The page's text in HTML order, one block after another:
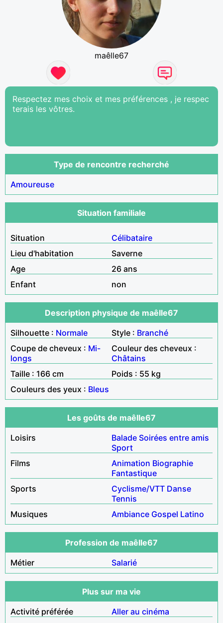
maêlle67
Respectez mes choix et mes préférences , je respec
terais les vôtres.
Type de rencontre recherché
Amoureuse
Situation familiale
Situation
Célibataire
Lieu d'habitation
Saverne
Age
26 ans
Enfant
non
Description physique de maêlle67
Silhouette : Normale Style : Branché
Coupe de cheveux : Mi-
longs
Couleur des cheveux :
Châtains
Taille : 166 cm
Poids : 55 kg
Couleurs des yeux : Bleus
Les goûts de maêlle67
Loisirs
Balade Soirées entre amis
Sport
Films
Animation Biographie
Fantastique
Sports
Cyclisme/VTT Danse
Tennis
Musiques
Ambiance Gospel Latino
Profession de maêlle67
Métier
Salarié
Plus sur ma vie
Activité préférée
Aller au cinéma